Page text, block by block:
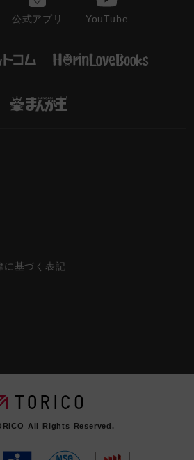
公式アプリ YouTube
に基づく表記
All Rights Reserved.